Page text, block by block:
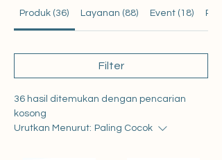
Produk (36) Layanan (88) Event (18)
Filter
36 hasil ditemukan dengan pencarian
kosong
Urutkan Menurut: Paling Cocok